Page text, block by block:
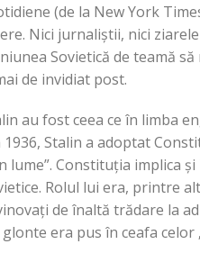
(de la New York
Nici jurnaliștii, nici
Sovietică de teamă
de invidiat post.
au fost ceea ce în limba
Stalin a adoptat
Constituția implica
Rolul lui era, printre
de înaltă trădare la
era pus în ceafa celor